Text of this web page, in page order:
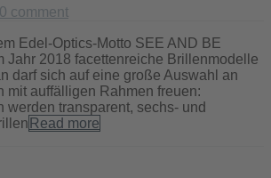
0 comment
Edel-Optics-Motto SEE AND BE
Jahr 2018 facettenreiche Brillenmodelle
darf sich auf eine große Auswahl an
mit auffälligen Rahmen freuen:
werden transparent, sechs- und
Read more